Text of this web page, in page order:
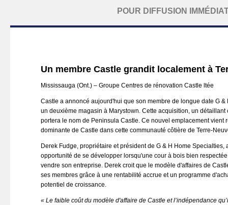
POUR DIFFUSION
Un membre Castle grandit localement à
Mississauga (Ont.) – Groupe Centres de rénovation Castle ltée
Castle a annoncé aujourd'hui que son membre de longue date G
un deuxième magasin à Marystown. Cette acquisition, un
portera le nom de Peninsula Castle. Ce nouvel emplacement vient
dominante de Castle dans cette communauté côtière de Terre-
Derek Fudge, propriétaire et président de G & H Home Specialties,
opportunité de se développer lorsqu'une cour à bois bien
vendre son entreprise. Derek croit que le modèle d'affaires de
ses membres grâce à une rentabilité accrue et un programme
potentiel de croissance.
« Le faible coût du modèle d'affaire de Castle et l’indépendance